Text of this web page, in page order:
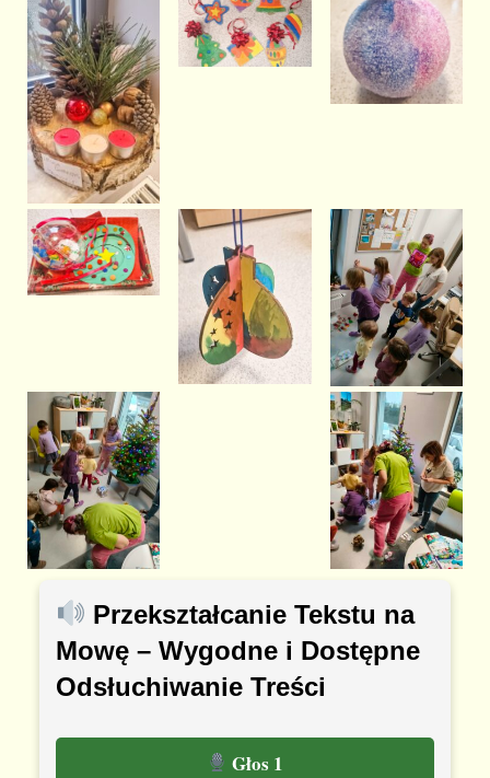
Przekształcanie Tekstu na
Mowę – Wygodne i Dostępne
Odsłuchiwanie Treści
Głos 1